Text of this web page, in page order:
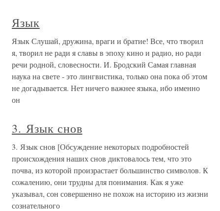
Язык
Язык Слушай, дружина, враги и братие! Все, что творил
я, творил не ради я славы в эпоху кино и радио, но ради
речи родной, словесности. И. Бродский Самая главная
наука на свете - это лингвистика, только она пока об этом
не догадывается. Нет ничего важнее языка, ибо именно
он
3. Язык снов
3. Язык снов [Обсуждение некоторых подробностей
происхождения наших снов диктовалось тем, что это
почва, из которой произрастает большинство символов. К
сожалению, они трудны для понимания. Как я уже
указывал, сон совершенно не похож на историю из жизни
сознательного